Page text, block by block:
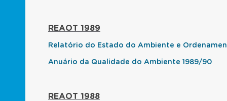
REAOT 1989
Relatório do Estado do Ambiente e
Anuário da Qualidade do Ambiente 1989/90
REAOT 1988